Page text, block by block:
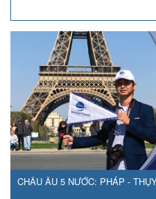
CHÂU ÂU 5 NƯỚC: PHÁP -